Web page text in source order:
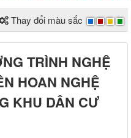
Thay đổi màu sắc
TRÌNH NGHỆ
HOAN NGHỆ
KHU DÂN CƯ